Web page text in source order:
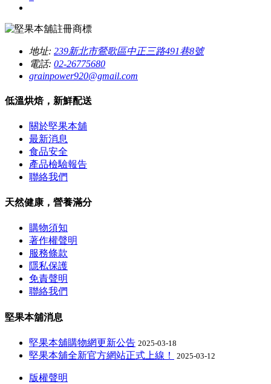
地址: 239新北市鶯歌區中正三路491巷8號
電話: 02-26775680
grainpower920@gmail.com
低溫烘焙，新鮮配送
關於堅果本舖
最新消息
食品安全
產品檢驗報告
聯絡我們
天然健康，營養滿分
購物須知
著作權聲明
服務條款
隱私保護
免責聲明
聯絡我們
堅果本舖消息
堅果本舖購物網更新公告 2025-03-18
堅果本舖全新官方網站正式上線！ 2025-03-12
版權聲明